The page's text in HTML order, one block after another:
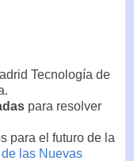
Tecnología de
para resolver
para el futuro de la
las Nuevas